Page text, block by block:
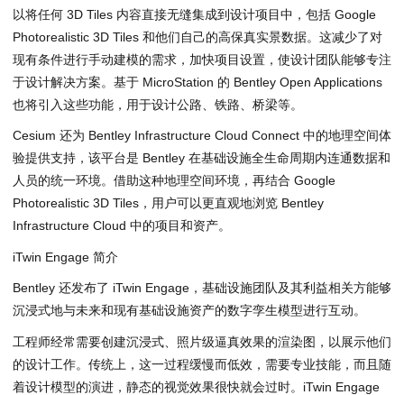
以将任何 3D Tiles 内容直接无缝集成到设计项目中，包括 Google
Photorealistic 3D Tiles 和他们自己的高保真实景数据。这减少了对
现有条件进行手动建模的需求，加快项目设置，使设计团队能够专注
于设计解决方案。基于 MicroStation 的 Bentley Open Applications
也将引入这些功能，用于设计公路、铁路、桥梁等。
Cesium 还为 Bentley Infrastructure Cloud Connect 中的地理空间体
验提供支持，该平台是 Bentley 在基础设施全生命周期内连通数据和
人员的统一环境。借助这种地理空间环境，再结合 Google
Photorealistic 3D Tiles，用户可以更直观地浏览 Bentley
Infrastructure Cloud 中的项目和资产。
iTwin Engage 简介
Bentley 还发布了 iTwin Engage，基础设施团队及其利益相关方能够
沉浸式地与未来和现有基础设施资产的数字孪生模型进行互动。
工程师经常需要创建沉浸式、照片级逼真效果的渲染图，以展示他们
的设计工作。传统上，这一过程缓慢而低效，需要专业技能，而且随
着设计模型的演进，静态的视觉效果很快就会过时。iTwin Engage